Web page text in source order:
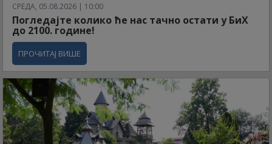
СРЕДА, 05.08.2026 | 10:00
Погледајте колико ће нас тачно остати у БиХ
до 2100. године!
ПРОЧИТАЈ ВИШЕ